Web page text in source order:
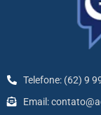
Telefone: (62) 9
Email: